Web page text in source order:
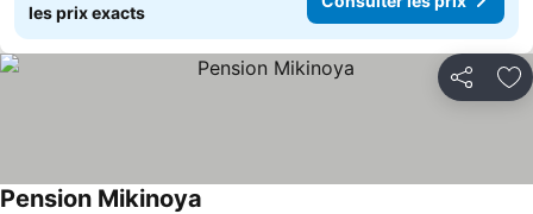
les prix exacts
Partager
Pension Mikinoya